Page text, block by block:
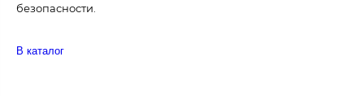
безопасности.
В каталог